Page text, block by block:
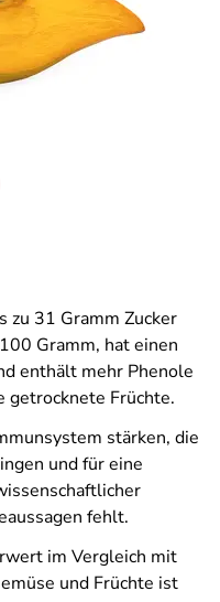
zu 31 Gramm Zucker
Gramm, hat einen
enthält mehr Phenole
getrocknete Früchte.
stärken, die
und für eine
fehlt.
im Vergleich mit
und Früchte ist